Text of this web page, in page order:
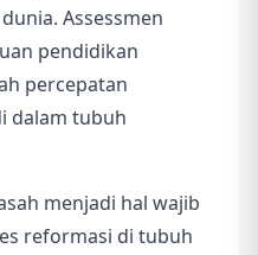
Assessmen
pendidikan
percepatan
dalam tubuh
menjadi hal wajib
reformasi di tubuh